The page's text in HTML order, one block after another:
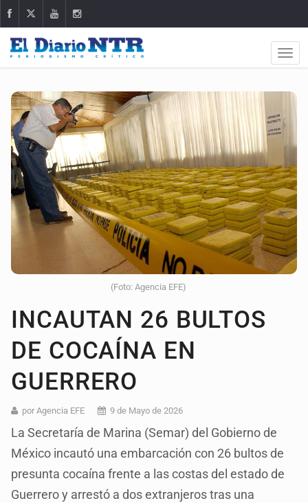
(Foto: Agencia EFE)
INCAUTAN 26 BULTOS
DE COCAÍNA EN
GUERRERO
por Agencia EFE 9 de Mayo de 2026
La Secretaría de Marina (Semar) del Gobierno de
México incautó una embarcación con 26 bultos de
presunta cocaína frente a las costas del estado de
Guerrero y arrestó a dos extranjeros tras una